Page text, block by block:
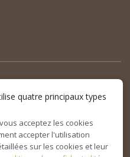
quatre principaux types
acceptez les cookies
accepter l'utilisation
sur les cookies et leur